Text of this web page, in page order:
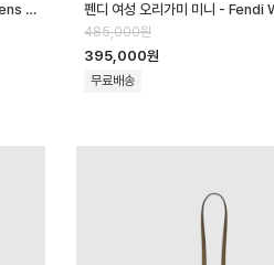
펜디 여성 오리가미 미니 - Fendi Womens Origami Mini - feb170…
485,000원
395,000원
무료배송